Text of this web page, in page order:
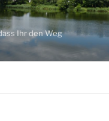
Ihr den Weg